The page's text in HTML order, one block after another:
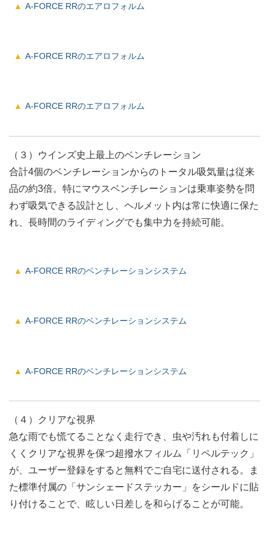
A-FORCE RRのエアロフォルム
A-FORCE RRのエアロフォルム
A-FORCE RRのエアロフォルム
（３）ウインズ史上最上のベンチレーション
合計4個のベンチレーションからのトータル吸気量は従来
品の約3倍。特にマウスベンチレーションは乗車姿勢を問
わず吸気できる設計とし、ヘルメット内は常に快適に保た
れ、長時間のライディングでも集中力を持続可能。
A-FORCE RRのベンチレーションシステム
A-FORCE RRのベンチレーションシステム
A-FORCE RRのベンチレーションシステム
（４）クリアな視界
急な雨でも慌てることなく走行でき、虫や汚れも付着しに
くくクリアな視界を保つ超撥水フィルム「リペルテック」
が、ユーザー登録をすると無料でご自宅に送付される。ま
た標準付属の「サンシェードステッカー」をシールドに貼
り付けることで、眩しい日差しを和らげることが可能。